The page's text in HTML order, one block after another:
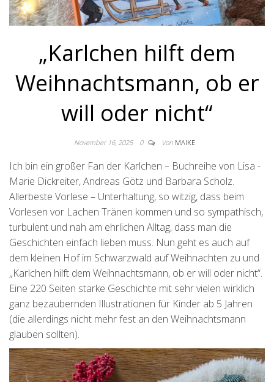
„Karlchen hilft dem
Weihnachtsmann, ob er
will oder nicht“
November 16, 2025 0 Von MAIKE
Ich bin ein großer Fan der Karlchen – Buchreihe von Lisa -
Marie Dickreiter, Andreas Götz und Barbara Scholz.
Allerbeste Vorlese – Unterhaltung, so witzig, dass beim
Vorlesen vor Lachen Tränen kommen und so sympathisch,
turbulent und nah am ehrlichen Alltag, dass man die
Geschichten einfach lieben muss. Nun geht es auch auf
dem kleinen Hof im Schwarzwald auf Weihnachten zu und
„Karlchen hilft dem Weihnachtsmann, ob er will oder nicht“.
Eine 220 Seiten starke Geschichte mit sehr vielen wirklich
ganz bezaubernden Illustrationen für Kinder ab 5 Jahren
(die allerdings nicht mehr fest an den Weihnachtsmann
glauben sollten).